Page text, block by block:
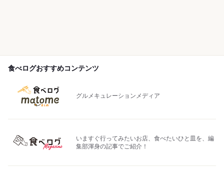
食べログおすすめコンテンツ
グルメキュレーションメディア
いますぐ行ってみたいお店、食べたいひと皿を、編
集部渾身の記事でご紹介！